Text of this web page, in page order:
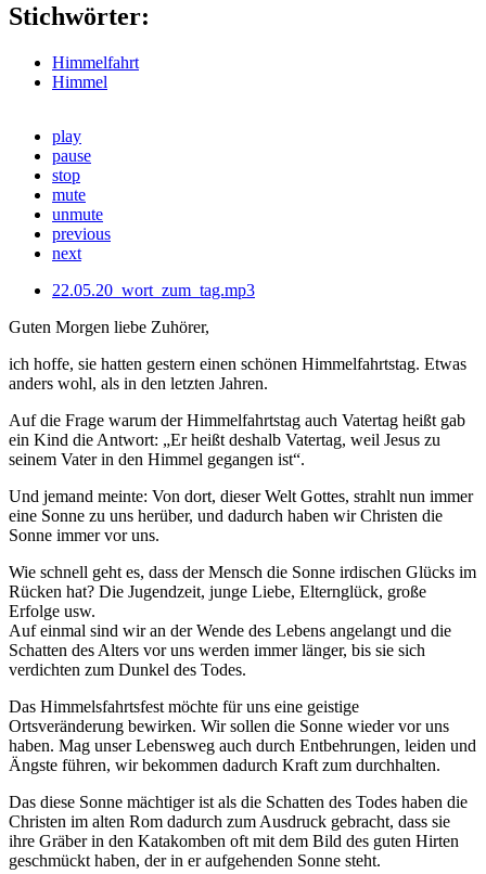
Stichwörter:
Himmelfahrt
Himmel
play
pause
stop
mute
unmute
previous
next
22.05.20_wort_zum_tag.mp3
Guten Morgen liebe Zuhörer,
ich hoffe, sie hatten gestern einen schönen Himmelfahrtstag. Etwas
anders wohl, als in den letzten Jahren.
Auf die Frage warum der Himmelfahrtstag auch Vatertag heißt gab
ein Kind die Antwort: „Er heißt deshalb Vatertag, weil Jesus zu
seinem Vater in den Himmel gegangen ist“.
Und jemand meinte: Von dort, dieser Welt Gottes, strahlt nun immer
eine Sonne zu uns herüber, und dadurch haben wir Christen die
Sonne immer vor uns.
Wie schnell geht es, dass der Mensch die Sonne irdischen Glücks im
Rücken hat? Die Jugendzeit, junge Liebe, Elternglück, große
Erfolge usw.
Auf einmal sind wir an der Wende des Lebens angelangt und die
Schatten des Alters vor uns werden immer länger, bis sie sich
verdichten zum Dunkel des Todes.
Das Himmelsfahrtsfest möchte für uns eine geistige
Ortsveränderung bewirken. Wir sollen die Sonne wieder vor uns
haben. Mag unser Lebensweg auch durch Entbehrungen, leiden und
Ängste führen, wir bekommen dadurch Kraft zum durchhalten.
Das diese Sonne mächtiger ist als die Schatten des Todes haben die
Christen im alten Rom dadurch zum Ausdruck gebracht, dass sie
ihre Gräber in den Katakomben oft mit dem Bild des guten Hirten
geschmückt haben, der in er aufgehenden Sonne steht.